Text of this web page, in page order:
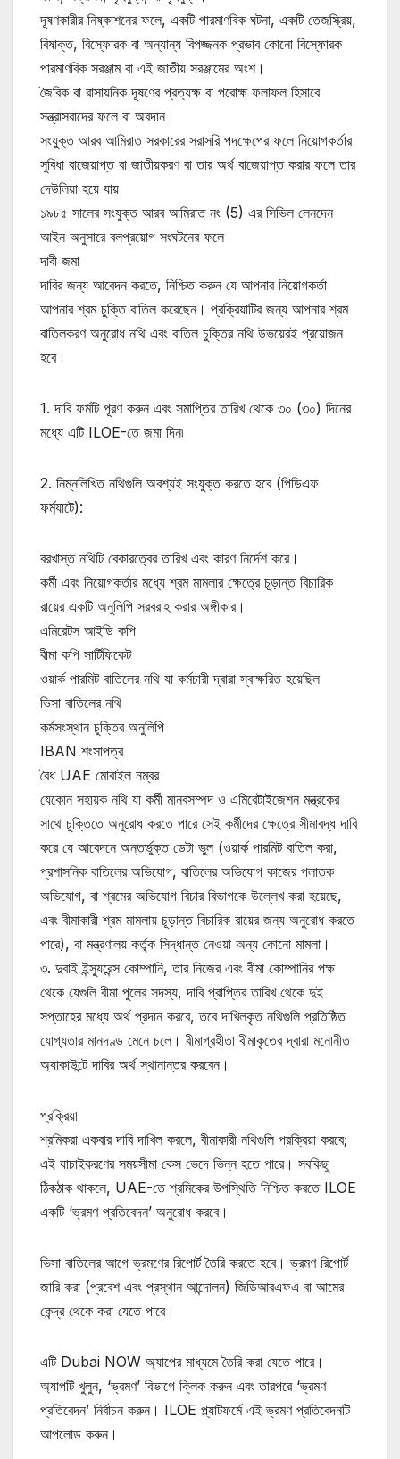
দূষণকারীর নিষ্কাশনের ফলে, একটি পারমাণবিক ঘটনা, একটি তেজস্ক্রিয়,
বিষাক্ত, বিস্ফোরক বা অন্যান্য বিপজ্জনক প্রভাব কোনো বিস্ফোরক
পারমাণবিক সরঞ্জাম বা এই জাতীয় সরঞ্জামের অংশ।
জৈবিক বা রাসায়নিক দূষণের প্রত্যক্ষ বা পরোক্ষ ফলাফল হিসাবে
সন্ত্রাসবাদের ফলে বা অবদান।
সংযুক্ত আরব আমিরাত সরকারের সরাসরি পদক্ষেপের ফলে নিয়োগকর্তার
সুবিধা বাজেয়াপ্ত বা জাতীয়করণ বা তার অর্থ বাজেয়াপ্ত করার ফলে তার
দেউলিয়া হয়ে যায়
১৯৮৫ সালের সংযুক্ত আরব আমিরাত নং (5) এর সিভিল লেনদেন
আইন অনুসারে বলপ্রয়োগ সংঘটনের ফলে
দাবী জমা
দাবির জন্য আবেদন করতে, নিশ্চিত করুন যে আপনার নিয়োগকর্তা
আপনার শ্রম চুক্তি বাতিল করেছেন। প্রক্রিয়াটির জন্য আপনার শ্রম
বাতিলকরণ অনুরোধ নথি এবং বাতিল চুক্তির নথি উভয়েরই প্রয়োজন
হবে।
1. দাবি ফর্মটি পূরণ করুন এবং সমাপ্তির তারিখ থেকে ৩০ (৩০) দিনের
মধ্যে এটি ILOE-তে জমা দিন৷
2. নিম্নলিখিত নথিগুলি অবশ্যই সংযুক্ত করতে হবে (পিডিএফ
ফর্ম্যাটে):
বরখাস্ত নথিটি বেকারত্বের তারিখ এবং কারণ নির্দেশ করে।
কর্মী এবং নিয়োগকর্তার মধ্যে শ্রম মামলার ক্ষেত্রে চূড়ান্ত বিচারিক
রায়ের একটি অনুলিপি সরবরাহ করার অঙ্গীকার।
এমিরেটস আইডি কপি
বীমা কপি সার্টিফিকেট
ওয়ার্ক পারমিট বাতিলের নথি যা কর্মচারী দ্বারা স্বাক্ষরিত হয়েছিল
ভিসা বাতিলের নথি
কর্মসংস্থান চুক্তির অনুলিপি
IBAN শংসাপত্র
বৈধ UAE মোবাইল নম্বর
যেকোন সহায়ক নথি যা কর্মী মানবসম্পদ ও এমিরেটাইজেশন মন্ত্রকের
সাথে চুক্তিতে অনুরোধ করতে পারে সেই কর্মীদের ক্ষেত্রে সীমাবদ্ধ দাবি
করে যে আবেদনে অন্তর্ভুক্ত ডেটা ভুল (ওয়ার্ক পারমিট বাতিল করা,
প্রশাসনিক বাতিলের অভিযোগ, বাতিলের অভিযোগ কাজের পলাতক
অভিযোগ, বা শ্রমের অভিযোগ বিচার বিভাগকে উল্লেখ করা হয়েছে,
এবং বীমাকারী শ্রম মামলায় চূড়ান্ত বিচারিক রায়ের জন্য অনুরোধ করতে
পারে), বা মন্ত্রণালয় কর্তৃক সিদ্ধান্ত নেওয়া অন্য কোনো মামলা।
৩. দুবাই ইন্স্যুরেন্স কোম্পানি, তার নিজের এবং বীমা কোম্পানির পক্ষ
থেকে যেগুলি বীমা পুলের সদস্য, দাবি প্রাপ্তির তারিখ থেকে দুই
সপ্তাহের মধ্যে অর্থ প্রদান করবে, তবে দাখিলকৃত নথিগুলি প্রতিষ্ঠিত
যোগ্যতার মানদণ্ড মেনে চলে। বীমাগ্রহীতা বীমাকৃতের দ্বারা মনোনীত
অ্যাকাউন্টে দাবির অর্থ স্থানান্তর করবেন।
প্রক্রিয়া
শ্রমিকরা একবার দাবি দাখিল করলে, বীমাকারী নথিগুলি প্রক্রিয়া করবে;
এই যাচাইকরণের সময়সীমা কেস ভেদে ভিন্ন হতে পারে। সবকিছু
ঠিকঠাক থাকলে, UAE-তে শ্রমিকের উপস্থিতি নিশ্চিত করতে ILOE
একটি ‘ভ্রমণ প্রতিবেদন’ অনুরোধ করবে।
ভিসা বাতিলের আগে ভ্রমণের রিপোর্ট তৈরি করতে হবে। ভ্রমণ রিপোর্ট
জারি করা (প্রবেশ এবং প্রস্থান আন্দোলন) জিডিআরএফএ বা আমের
কেন্দ্র থেকে করা যেতে পারে।
এটি Dubai NOW অ্যাপের মাধ্যমে তৈরি করা যেতে পারে।
অ্যাপটি খুলুন, ‘ভ্রমণ’ বিভাগে ক্লিক করুন এবং তারপরে ‘ভ্রমণ
প্রতিবেদন’ নির্বাচন করুন। ILOE প্ল্যাটফর্মে এই ভ্রমণ প্রতিবেদনটি
আপলোড করুন।